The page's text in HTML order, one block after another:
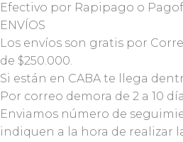
Efectivo por Rapipago o
ENVÍOS
Los envíos son gratis por
de $250.000.
Si están en CABA te llega
Por correo demora de 2 a 10
Enviamos número de
indiquen a la hora de realizar